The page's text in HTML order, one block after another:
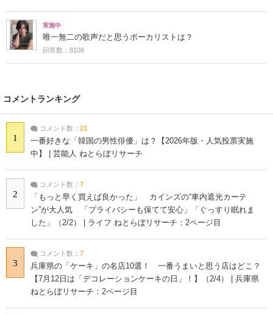
実施中
唯一無二の歌声だと思うボーカリストは？
回答数：8108
コメントランキング
1
コメント数： 21
一番好きな「韓国の男性俳優」は？【2026年版・人気投票実施
中】 | 芸能人 ねとらぼリサーチ
2
コメント数： 7
「もっと早く買えば良かった」 カインズの“車内遮光カーテ
ン”が大人気 「プライバシーも保てて安心」「ぐっすり眠れま
した」（2/2） | ライフ ねとらぼリサーチ：2ページ目
3
コメント数： 7
兵庫県の「ケーキ」の名店10選！ 一番うまいと思う店はどこ？
【7月12日は「デコレーションケーキの日」！】（2/4） | 兵庫県
ねとらぼリサーチ：2ページ目